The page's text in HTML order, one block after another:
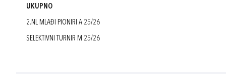
UKUPNO
2.NL MLAĐI PIONIRI A 25/26
SELEKTIVNI TURNIR M 25/26